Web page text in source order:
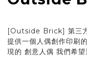
[Outside Brick] 第三
提供一個人偶創作印刷
現的 創意人偶 我們希